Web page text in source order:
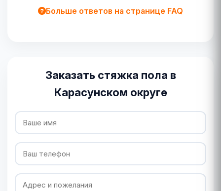
Больше ответов на странице FAQ
Заказать стяжка пола в
Карасунском округе